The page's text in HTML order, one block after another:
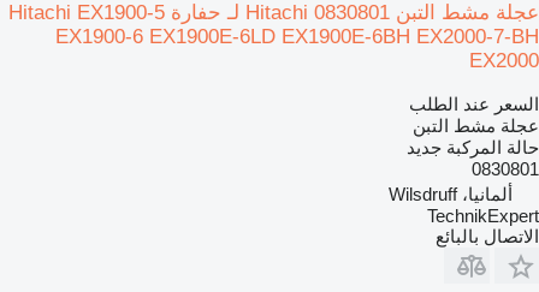
عجلة مشط التبن Hitachi 0830801 لـ حفارة Hitachi EX1900-5
EX1900-6 EX1900E-6LD EX1900E-6BH EX2000-7-BH
EX2000
السعر عند الطلب
عجلة مشط التبن
حالة المركبة جديد
0830801
ألمانيا، Wilsdruff
TechnikExpert
الاتصال بالبائع